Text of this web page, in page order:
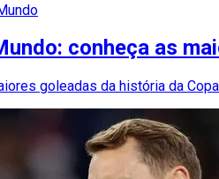
conheça as
goleadas da história da